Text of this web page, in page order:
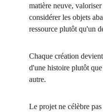
matière neuve,
considérer les objets
ressource plutôt qu'un
Chaque création
d'une histoire plutôt
autre.
Le projet ne célèbre